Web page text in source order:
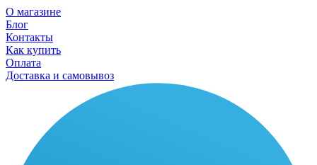
О магазине
Блог
Контакты
Как купить
Оплата
Доставка и самовывоз